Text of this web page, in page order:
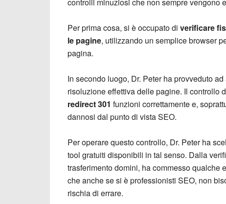
Per prima cosa, si è occupato di verificare
le pagine, utilizzando un semplice browser
pagina.
In secondo luogo, Dr. Peter ha provveduto
risoluzione effettiva delle pagine. Il controllo
redirect 301 funzioni correttamente e,
dannosi dal punto di vista SEO.
Per operare questo controllo, Dr. Peter ha
tool gratuiti disponibili in tal senso. Dalla
trasferimento domini, ha commesso qualche
che anche se si è professionisti SEO, non
rischia di errare.